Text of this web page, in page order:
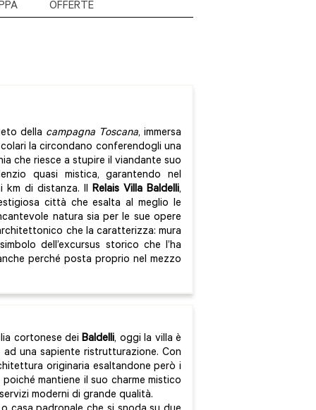
OFFERTE
della campagna Toscana, immersa
la circondano conferendogli una
che riesce a stupire il viandante suo
quasi mistica, garantendo nel
km di distanza. Il Relais Villa Baldelli,
città che esalta al meglio le
natura sia per le sue opere
che la caratterizza: mura
dell’excursus storico che l’ha
perché posta proprio nel mezzo
cortonese deiBaldelli, oggi la villa è
ad una sapiente ristrutturazione. Con
originaria esaltandone però i
mantiene il suo charme mistico
moderni di grande qualità.